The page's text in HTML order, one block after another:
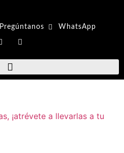
Pregúntanos WhatsApp